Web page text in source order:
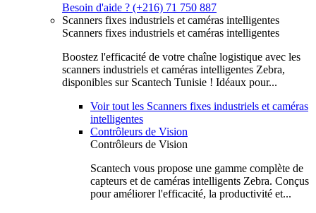
Besoin d'aide ? (+216) 71 750 887
Scanners fixes industriels et caméras intelligentes
Scanners fixes industriels et caméras intelligentes
Boostez l'efficacité de votre chaîne logistique avec les
scanners industriels et caméras intelligentes Zebra,
disponibles sur Scantech Tunisie ! Idéaux pour...
Voir tout les Scanners fixes industriels et caméras
intelligentes
Contrôleurs de Vision
Contrôleurs de Vision
Scantech vous propose une gamme complète de
capteurs et de caméras intelligents Zebra. Conçus
pour améliorer l'efficacité, la productivité et...